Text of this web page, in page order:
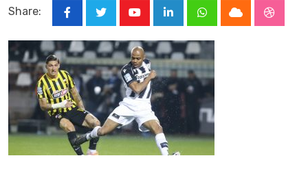
Share:
LinkedInWhatsappCloud